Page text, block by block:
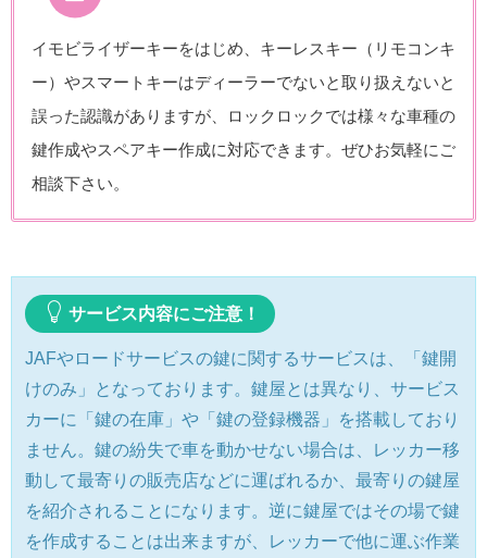
イモビライザーキーをはじめ、キーレスキー（リモコンキ
ー）やスマートキーはディーラーでないと取り扱えないと
誤った認識がありますが、ロックロックでは様々な車種の
鍵作成やスペアキー作成に対応できます。ぜひお気軽にご
相談下さい。
サービス内容にご注意！
JAFやロードサービスの鍵に関するサービスは、「鍵開
けのみ」となっております。鍵屋とは異なり、サービス
カーに「鍵の在庫」や「鍵の登録機器」を搭載しており
ません。鍵の紛失で車を動かせない場合は、レッカー移
動して最寄りの販売店などに運ばれるか、最寄りの鍵屋
を紹介されることになります。逆に鍵屋ではその場で鍵
を作成することは出来ますが、レッカーで他に運ぶ作業